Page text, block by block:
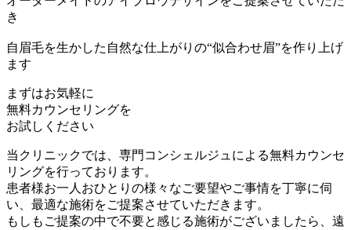
き
自眉毛を生かした自然な仕上がりの“似合わせ眉”を作り上げ
ます
まずはお気軽に
無料カウンセリングを
お試しください
当クリニックでは、専門コンシェルジュによる無料カウンセ
リングを行っております。
患者様お一人おひとりの様々なご要望やご事情を丁寧に伺
い、最適な施術をご提案させていただきます。
もしもご提案の中で不要と感じる施術がございましたら、遠